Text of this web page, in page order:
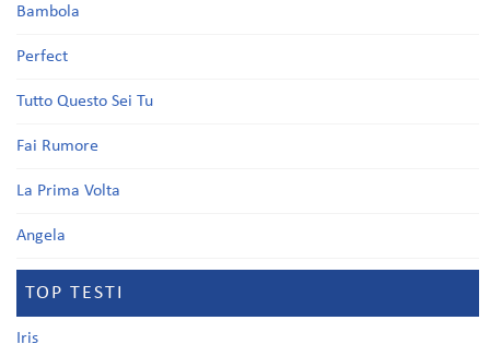
Bambola
Perfect
Tutto Questo Sei Tu
Fai Rumore
La Prima Volta
Angela
TOP TESTI
Iris